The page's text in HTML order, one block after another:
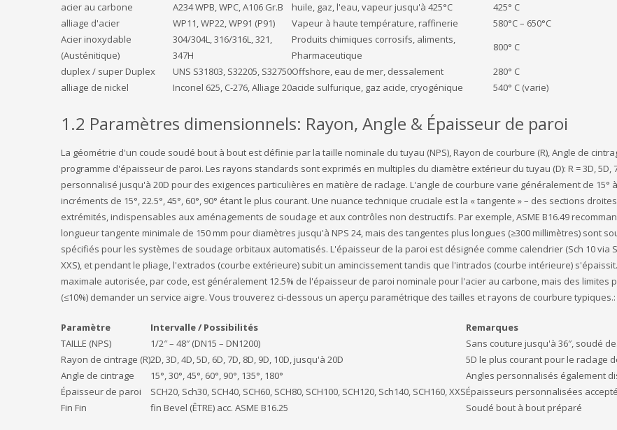
acier au carbone
A234 WPB, WPC, A106 Gr.B huile, gaz, l'eau, vapeur jusqu'à 425°C
425° C
alliage d'acier
WP11, WP22, WP91 (P91) Vapeur à haute température, raffinerie
580°C – 650°C
Acier inoxydable
(Austénitique)
304/304L, 316/316L, 321,
347H
Produits chimiques corrosifs, aliments,
Pharmaceutique
800° C
duplex / super Duplex
UNS S31803, S32205, S32750Offshore, eau de mer, dessalement
280° C
alliage de nickel
Inconel 625, C-276, Alliage 20acide sulfurique, gaz acide, cryogénique 540° C (varie)
1.2 Paramètres dimensionnels: Rayon, Angle & Épaisseur de paroi
La géométrie d'un coude soudé bout à bout est définie par la taille nominale du tuyau (NPS), Rayon de courbure (R), Angle de
programme d'épaisseur de paroi. Les rayons standards sont exprimés en multiples du diamètre extérieur du tuyau (D): R = 3D, 5D,
personnalisé jusqu'à 20D pour des exigences particulières en matière de raclage. L'angle de courbure varie généralement de 15°
incréments de 15°, 22.5°, 45°, 60°, 90° étant le plus courant. Une nuance technique cruciale est la « tangente » – des sections
extrémités, indispensables aux aménagements de soudage et aux contrôles non destructifs. Par exemple, ASME B16.49
longueur tangente minimale de 150 mm pour diamètres jusqu'à NPS 24, mais des tangentes plus longues (≥300 millimètres) sont
spécifiés pour les systèmes de soudage orbitaux automatisés. L'épaisseur de la paroi est désignée comme calendrier (Sch 10 via
XXS), et pendant le pliage, l'extrados (courbe extérieure) subit un amincissement tandis que l'intrados (courbe intérieure) s'épaissit.
maximale autorisée, par code, est généralement 12.5% de l'épaisseur de paroi nominale pour l'acier au carbone, mais des limites
(≤10%) demander un service aigre. Vous trouverez ci-dessous un aperçu paramétrique des tailles et rayons de courbure typiques.:
Paramètre Intervalle / Possibilités
Remarques
TAILLE (NPS)
1/2″ – 48″ (DN15 – DN1200)
Sans couture jusqu'à 36″, soudé
Rayon de cintrage (R)2D, 3D, 4D, 5D, 6D, 7D, 8D, 9D, 10D, jusqu'à 20D
5D le plus courant pour le raclage
Angle de cintrage
15°, 30°, 45°, 60°, 90°, 135°, 180°
Angles personnalisés également
Épaisseur de paroi
SCH20, Sch30, SCH40, SCH60, SCH80, SCH100, SCH120, Sch140, SCH160, XXSÉpaisseurs personnalisées
Fin Fin
fin Bevel (ÊTRE) acc. ASME B16.25 Soudé bout à bout préparé